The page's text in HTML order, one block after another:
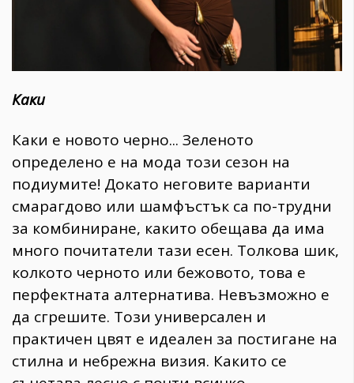
Каки
Каки е новото черно... Зеленото
определено е на мода този сезон на
подиумите! Докато неговите варианти
смарагдово или шамфъстък са по-трудни
за комбиниране, какито обещава да има
много почитатели тази есен. Толкова шик,
колкото черното или бежовото, това е
перфектната алтернатива. Невъзможно е
да сгрешите. Този универсален и
практичен цвят е идеален за постигане на
стилна и небрежна визия. Какито се